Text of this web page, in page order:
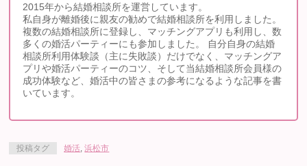
2015年から結婚相談所を運営しています。
私自身が離婚後に親友の勧めで結婚相談所を利用しました。
複数の結婚相談所に登録し、マッチングアプリも利用し、数
多くの婚活パーティーにも参加しました。 自分自身の結婚
相談所利用体験談（主に失敗談）だけでなく、マッチングア
プリや婚活パーティーのコツ、そして当結婚相談所会員様の
成功体験など、婚活中の皆さまの参考になるような記事を書
いています。
投稿タグ 婚活 ,浜松市